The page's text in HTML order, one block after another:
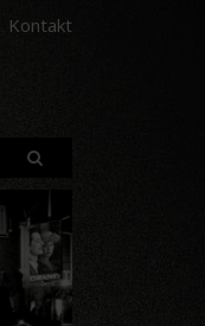
Kontakt